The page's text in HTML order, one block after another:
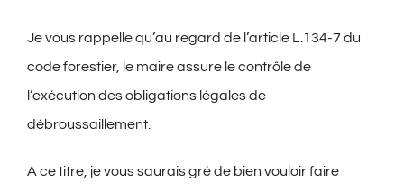
Je vous rappelle qu’au regard de l’article L.134-7 du
code forestier, le maire assure le contrôle de
l’exécution des obligations légales de
débroussaillement.
A ce titre, je vous saurais gré de bien vouloir faire